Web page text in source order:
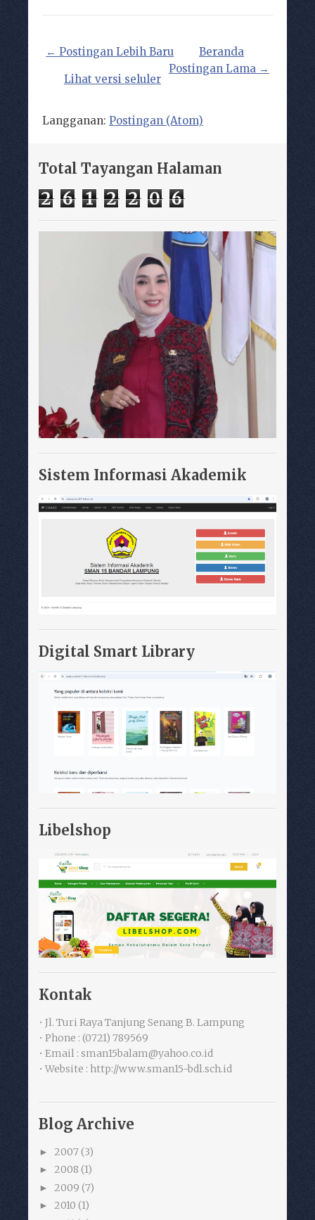
← Postingan Lebih Baru
Postingan Lama →
Beranda
Lihat versi seluler
Langganan: Postingan (Atom)
Total Tayangan Halaman
2 6 1 2 2 0 6
Sistem Informasi Akademik
Digital Smart Library
Libelshop
Kontak
• Jl. Turi Raya Tanjung Senang B. Lampung
• Phone : (0721) 789569
• Email : sman15balam@yahoo.co.id
• Website : http://www.sman15-bdl.sch.id
Blog Archive
► 2007 (3)
► 2008 (1)
► 2009 (7)
► 2010 (1)